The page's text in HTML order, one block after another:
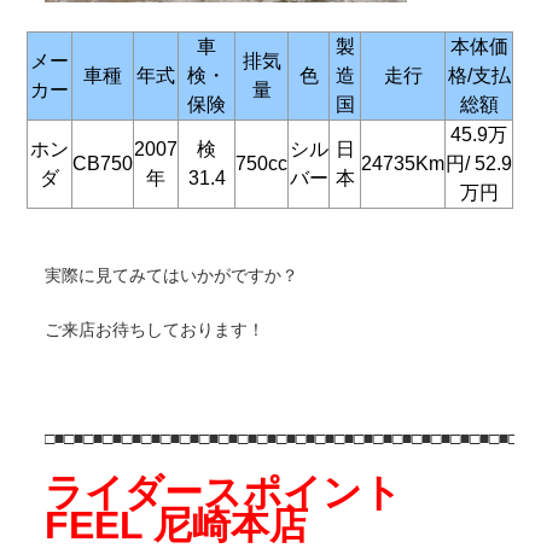
メー
カー
車種 年式
車
検・
保険
排気
量
色
製
造
国
走行
本体価
格/支払
総額
ホン
ダ
CB750
2007
年
検
31.4
750cc
シル
バー
日
本
24735Km
45.9万
円/52.9
万円
実際に見てみてはいかがですか？
ご来店お待ちしております！
ライダースポイント
FEEL 尼崎本店